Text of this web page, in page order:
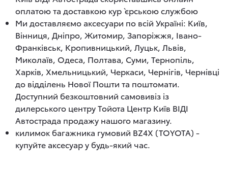
оплатою та доставкою кур`єрською службою
Ми доставляємо аксесуари по всій Україні: Київ,
Вінниця, Дніпро, Житомир, Запоріжжя, Івано-
Франківськ, Кропивницький, Луцьк, Львів,
Миколаїв, Одеса, Полтава, Суми, Тернопіль,
Харків, Хмельницький, Черкаси, Чернігів, Чернівці
до відділень Нової Пошти та поштомати.
Доступний безкоштовний самовивіз із
дилерського центру Тойота Центр Київ ВІДІ
Автострада продажу нашого магазину.
килимок багажника гумовий BZ4X (TOYOTA) -
купуйте аксесуар у будь-який час.